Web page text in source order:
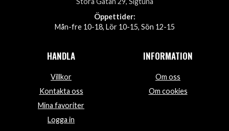
Öppettider:
Mån-fre 10-18, Lör 10-15, Sön 12-15
HANDLA
Villkor
Kontakta oss
Mina favoriter
Logga in
INFORMATION
Om oss
Om cookies